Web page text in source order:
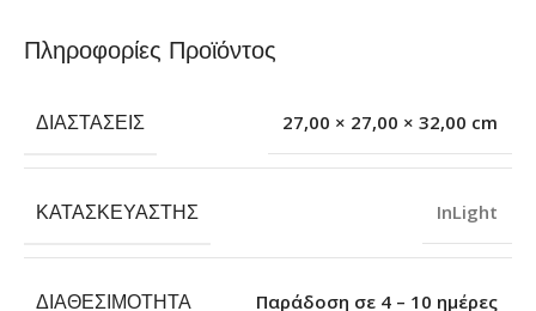
Πληροφορίες Προϊόντος
ΔΙΑΣΤΆΣΕΙΣ 27,00 × 27,00 × 32,00 cm
ΚΑΤΑΣΚΕΥΑΣΤΉΣ InLight
ΔΙΑΘΕΣΙΜΌΤΗΤΑ Παράδοση σε 4 – 10 ημέρες